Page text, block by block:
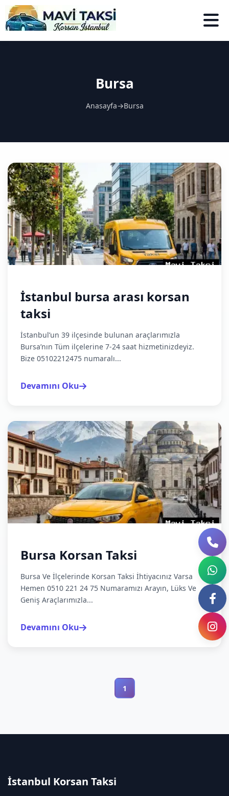
Bursa
Anasayfa→Bursa
İstanbul bursa arası korsan
taksi
İstanbul’un 39 ilçesinde bulunan araçlarımızla
Bursa’nın Tüm ilçelerine 7-24 saat hizmetinizdeyiz.
Bize 05102212475 numaralı...
Devamını Oku
Bursa Korsan Taksi
Bursa Ve İlçelerinde Korsan Taksi İhtiyacınız Varsa
Hemen 0510 221 24 75 Numaramızı Arayın, Lüks Ve
Geniş Araçlarımızla...
Devamını Oku
1
İstanbul Korsan Taksi